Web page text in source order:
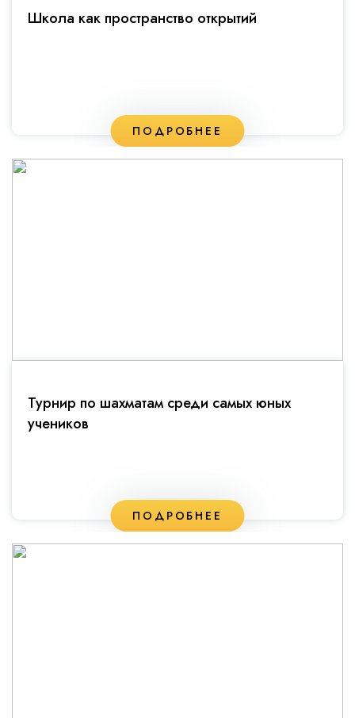
Школа как пространство открытий
ПОДРОБНЕЕ
Турнир по шахматам среди самых юных
учеников
ПОДРОБНЕЕ